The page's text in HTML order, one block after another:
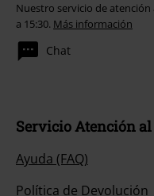
Nuestro servicio de
a 15:30. Más información
Chat
Servicio Atención
Ayuda (FAQ)
Política de Devolución